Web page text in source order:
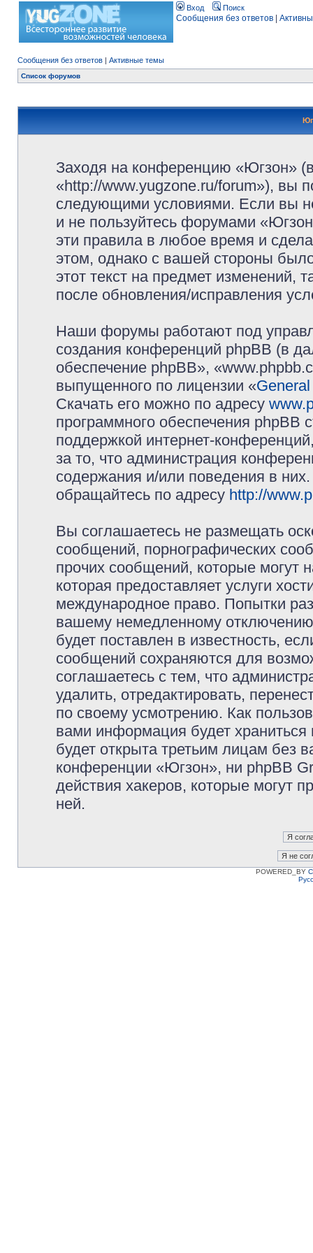
Вход Поиск
Сообщения без ответов
Сообщения без ответов | Активные темы
Список форумов
Заходя на конференцию «Югзон»
«http://www.yugzone.ru/forum»), вы
следующими условиями. Если вы
и не пользуйтесь форумами
эти правила в любое время и
этом, однако с вашей стороны
этот текст на предмет изменений,
после обновления/исправления
Наши форумы работают под
создания конференций phpBB (в
обеспечение phpBB»,
выпущенного по лицензии «
Скачать его можно по адресу
программного обеспечения phpBB
поддержкой интернет-
за то, что администрация
содержания и/или поведения в
обращайтесь по адресу http://
Вы соглашаетесь не размещать
сообщений, порнографических
прочих сообщений, которые могут
которая предоставляет услуги
международное право. Попытки
вашему немедленному
будет поставлен в известность,
сообщений сохраняются для
соглашаетесь с тем, что
удалить, отредактировать,
по своему усмотрению. Как
вами информация будет
будет открыта третьим лицам без
конференции «Югзон», ни phpBB
действия хакеров, которые могут
ней.
POWERED_BY